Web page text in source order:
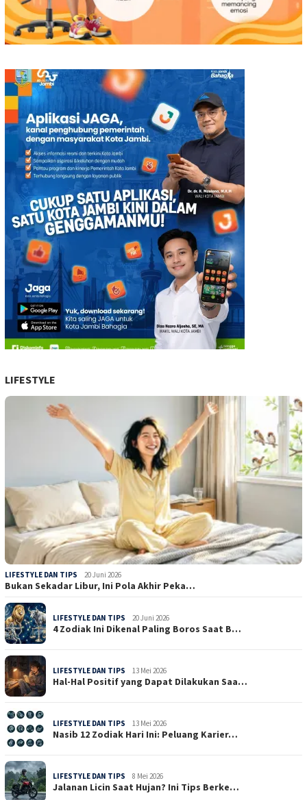
LIFESTYLE
LIFESTYLE DAN TIPS 20 Juni 2026
Bukan Sekadar Libur, Ini Pola Akhir Peka…
LIFESTYLE DAN TIPS 20 Juni 2026
4 Zodiak Ini Dikenal Paling Boros Saat B…
LIFESTYLE DAN TIPS 13 Mei 2026
Hal-Hal Positif yang Dapat Dilakukan Saa…
LIFESTYLE DAN TIPS 13 Mei 2026
Nasib 12 Zodiak Hari Ini: Peluang Karier…
LIFESTYLE DAN TIPS 8 Mei 2026
Jalanan Licin Saat Hujan? Ini Tips Berke…